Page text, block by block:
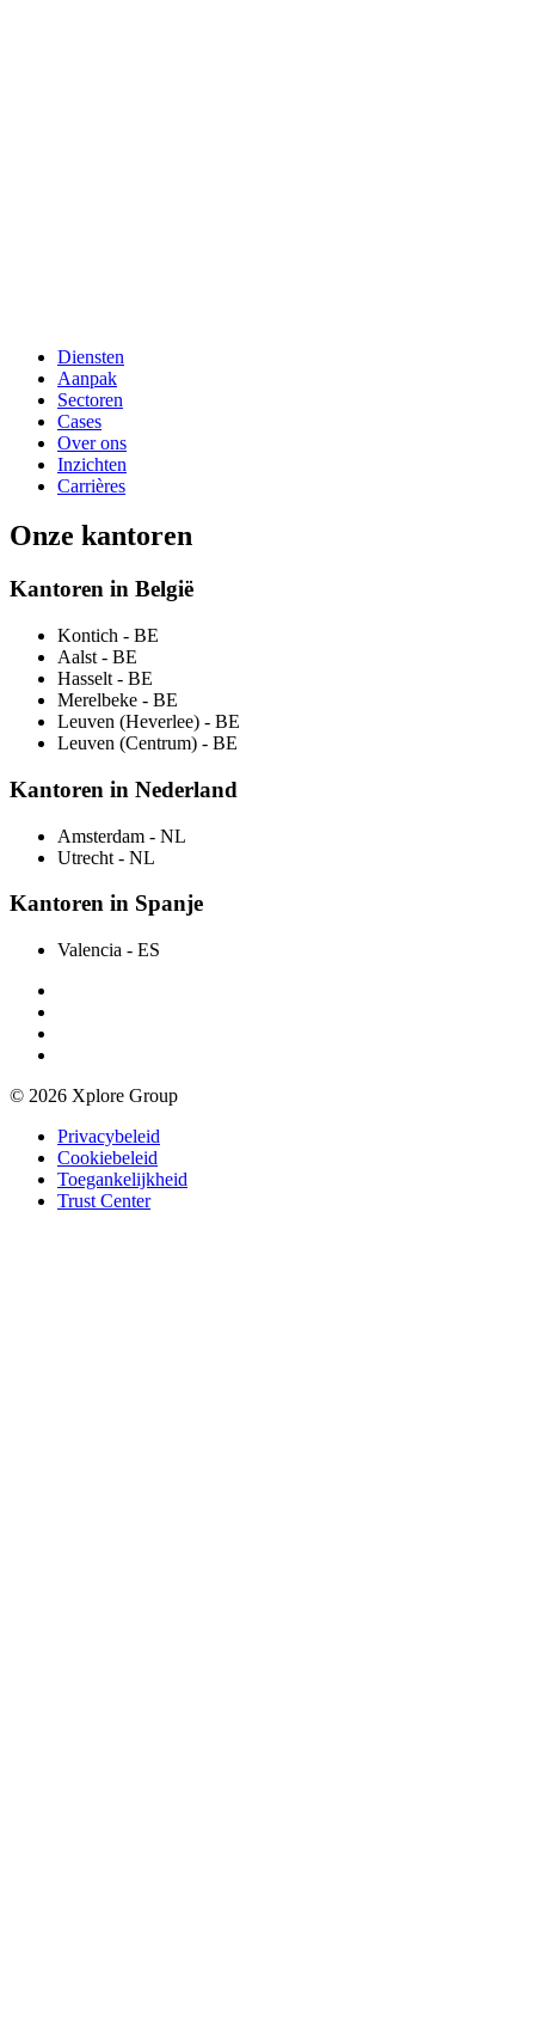
Diensten
Aanpak
Sectoren
Cases
Over ons
Inzichten
Carrières
Onze kantoren
Kantoren in België
Kontich - BE
Aalst - BE
Hasselt - BE
Merelbeke - BE
Leuven (Heverlee) - BE
Leuven (Centrum) - BE
Kantoren in Nederland
Amsterdam - NL
Utrecht - NL
Kantoren in Spanje
Valencia - ES
© 2026 Xplore Group
Privacybeleid
Cookiebeleid
Toegankelijkheid
Trust Center